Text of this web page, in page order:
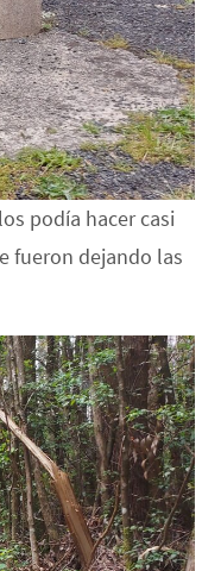
podía hacer casi
fueron dejando las